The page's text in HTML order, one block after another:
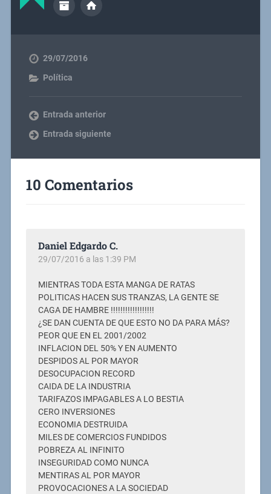
29/07/2016
Política
Entrada anterior
Entrada siguiente
10 Comentarios
Daniel Edgardo C.
29/07/2016 a las 1:39 PM
MIENTRAS TODA ESTA MANGA DE RATAS
POLITICAS HACEN SUS TRANZAS, LA GENTE SE
CAGA DE HAMBRE !!!!!!!!!!!!!!!!!!
¿SE DAN CUENTA DE QUE ESTO NO DA PARA MÁS?
PEOR QUE EN EL 2001/2002
INFLACION DEL 50% Y EN AUMENTO
DESPIDOS AL POR MAYOR
DESOCUPACION RECORD
CAIDA DE LA INDUSTRIA
TARIFAZOS IMPAGABLES A LO BESTIA
CERO INVERSIONES
ECONOMIA DESTRUIDA
MILES DE COMERCIOS FUNDIDOS
POBREZA AL INFINITO
INSEGURIDAD COMO NUNCA
MENTIRAS AL POR MAYOR
PROVOCACIONES A LA SOCIEDAD